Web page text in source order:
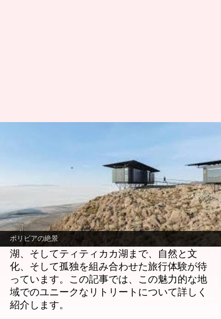
ボリビアの絶景
ークなリトリートを体験しよう
Jun 03, 2026 10:19 pm
ボリビアのアンデス山脈は、劇的な風景と澄
んだ高地の空気、静かな谷が織り成す特別な
休息と冒険の場です。ラパスからウユニ塩
湖、そしてティティカカ湖まで、自然と文
化、そして孤独を組み合わせた旅行体験が待
っています。この記事では、この魅力的な地
域でのユニークなリトリートについて詳しく